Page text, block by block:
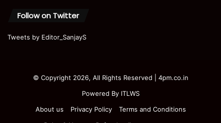
Follow on Twitter
Tweets by Editor_SanjayS
© Copyright 2026, All Rights Reserved | 4pm.co.in
Powered By ITLWS
About us
Privacy Policy
Terms and Conditions